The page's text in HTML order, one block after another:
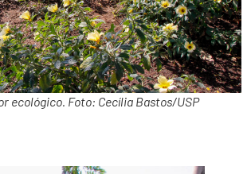
ecológico. Foto: Cecília Bastos/USP